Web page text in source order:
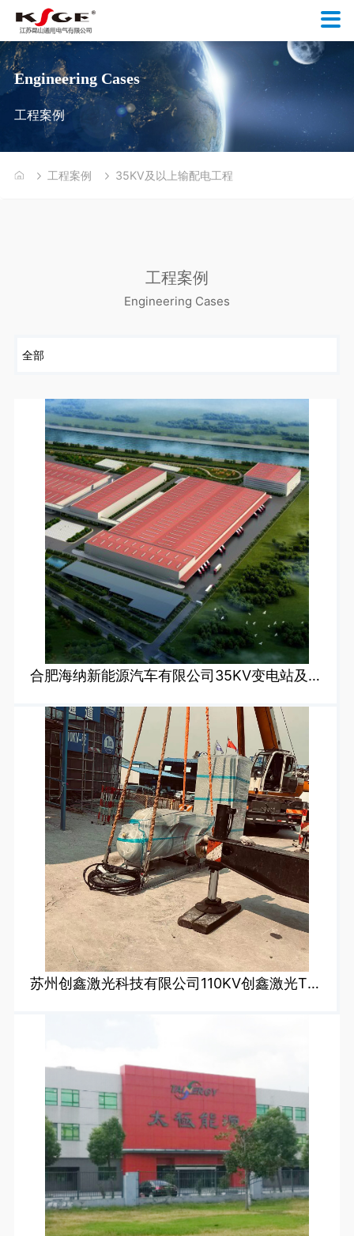
Engineering Cases
工程案例
工程案例 35KV及以上输配电工程
工程案例
Engineering Cases
合肥海纳新能源汽车有限公司35KV变电站及车间变电工程
苏州创鑫激光科技有限公司110KV创鑫激光T接110KV13C8东埂线工程